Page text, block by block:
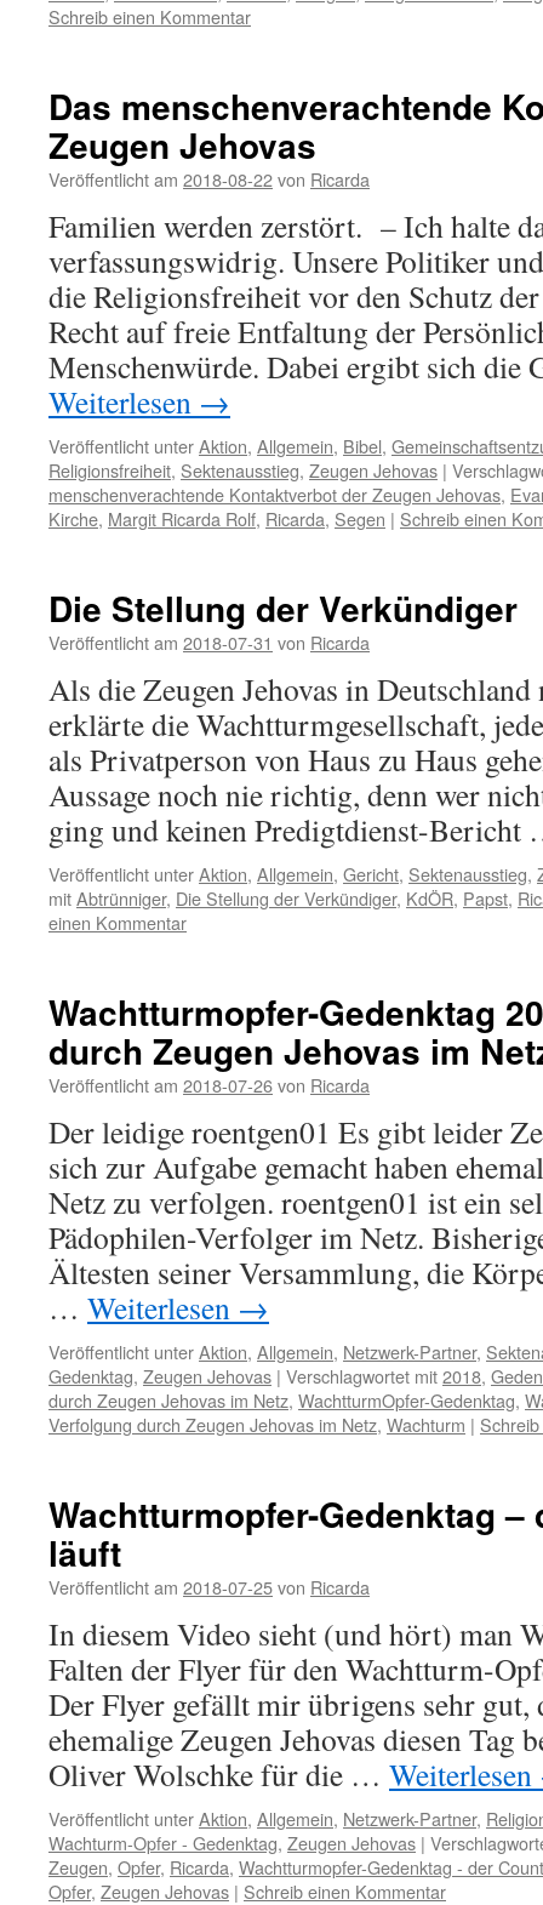
Schreib einen Kommentar
Das menschenverachtende
Zeugen Jehovas
Veröffentlicht am 2018-08-22von Ricarda
Familien werden zerstört. – Ich halte
verfassungswidrig. Unsere Politiker
die Religionsfreiheit vor den Schutz
Recht auf freie Entfaltung der
Menschenwürde. Dabei ergibt sich
Weiterlesen →
Veröffentlicht unterAktion, Allgemein, Bibel,
Religionsfreiheit, Sektenausstieg, Zeugen Jehovas |
menschenverachtende Kontaktverbot der Zeugen Jehovas,
Kirche, Margit Ricarda Rolf, Ricarda, Segen | Schreib einen
Die Stellung der Verkündiger
Veröffentlicht am 2018-07-31 von Ricarda
Als die Zeugen Jehovas in
erklärte die Wachtturmgesellschaft,
als Privatperson von Haus zu Haus
Aussage noch nie richtig, denn wer
ging und keinen Predigtdienst-
Veröffentlicht unterAktion, Allgemein, Gericht, Sektenausstieg,
mitAbtrünniger, Die Stellung der Verkündiger, KdÖR, Papst,
einen Kommentar
Wachtturmopfer-Gedenktag
durch Zeugen Jehovas im
Veröffentlicht am 2018-07-26von Ricarda
Der leidige roentgen01 Es gibt leider
sich zur Aufgabe gemacht haben
Netz zu verfolgen. roentgen01 ist ein
Pädophilen-Verfolger im Netz.
Ältesten seiner Versammlung, die
… Weiterlesen →
Veröffentlicht unterAktion, Allgemein, Netzwerk-Partner,
Gedenktag, Zeugen Jehovas | Verschlagwortet mit2018,
durch Zeugen Jehovas im Netz, WachtturmOpfer-Gedenktag,
Verfolgung durch Zeugen Jehovas im Netz, Wachturm |
Wachtturmopfer-Gedenktag –
läuft
Veröffentlicht am 2018-07-25von Ricarda
In diesem Video sieht (und hört) man
Falten der Flyer für den Wachtturm-
Der Flyer gefällt mir übrigens sehr
ehemalige Zeugen Jehovas diesen Tag
Oliver Wolschke für die … Weiterlesen
Veröffentlicht unterAktion, Allgemein, Netzwerk-Partner,
Wachturm-Opfer - Gedenktag, Zeugen Jehovas |
Zeugen, Opfer, Ricarda, Wachtturmopfer-Gedenktag - der
Opfer, Zeugen Jehovas | Schreib einen Kommentar